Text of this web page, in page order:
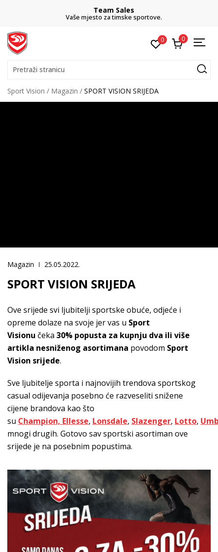
Team Sales
Vaše mjesto za timske sportove.
0 0
Pretraži stranicu
Sport Vision Magazin SPORT VISION SRIJEDA
Magazin 25.05.2022.
SPORT VISION SRIJEDA
Ove srijede svi ljubitelji sportske obuće, odjeće i
opreme dolaze na svoje jer vas u Sport
Visionu čeka 30% popusta za kupnju dva ili više
artikla nesniženog asortimana povodom Sport
Vision srijede.
Sve ljubitelje sporta i najnovijih trendova sportskog
casual odijevanja posebno će razveseliti snižene
cijene brandova kao što
su Champion, Ellesse, Lonsdale, Slazenger, Lotto,
mnogi drugih. Gotovo sav sportski asortiman ove
srijede je na posebnim popustima.